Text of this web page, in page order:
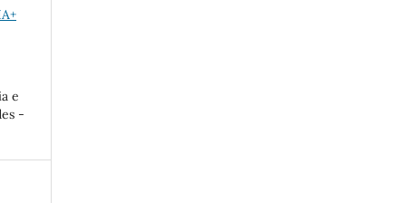
e
-